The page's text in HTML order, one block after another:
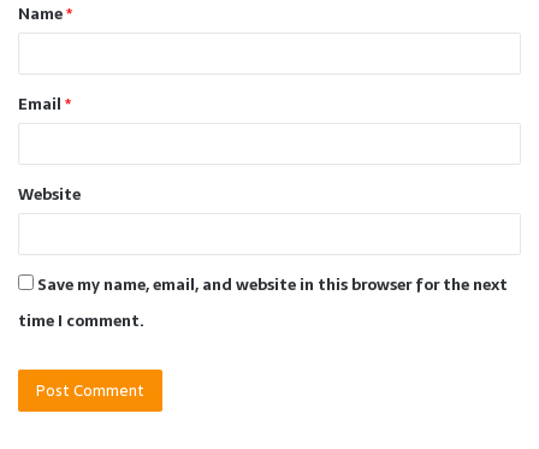
*Name*
Email*
Website
Save my name, email, and website in this browser for the next
time I comment.